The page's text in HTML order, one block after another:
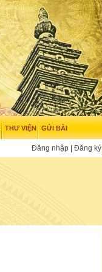
THƯ VIỆN GỬI BÀI
Đăng nhập Đăng ký